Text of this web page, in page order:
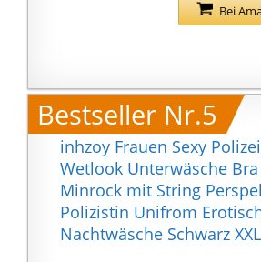
Bei
Bestseller Nr.5
inhzoy Frauen Sexy
Wetlook Unterwäsche
Minrock mit String
Polizistin Unifrom
Nachtwäsche Schwarz XXL